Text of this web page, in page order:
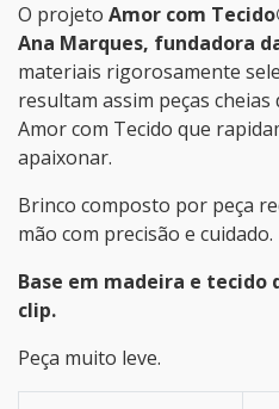
O projeto Amor com
Ana Marques, fundadora
materiais rigorosamente
resultam assim peças
Amor com Tecido que
apaixonar.
Brinco composto por peça
mão com precisão e cuidado.
Base em madeira e tecido
clip.
Peça muito leve.